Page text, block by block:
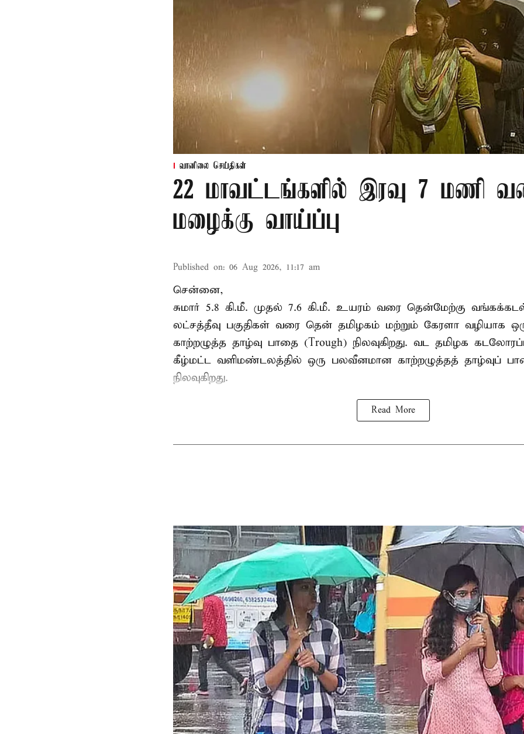
வானிலை செய்திகள்
22 மாவட்டங்களில் இரவு 7 மணி
மழைக்கு வாய்ப்பு
Published on: 06 Aug 2026, 11:17 am
சென்னை,
சுமார் 5.8 கி.மீ. முதல் 7.6 கி.மீ. உயரம் வரை தென்மேற்கு
லட்சத்தீவு பகுதிகள் வரை தென் தமிழகம் மற்றும் கேரளா வழியாக
காற்றழுத்த தாழ்வு பாதை (Trough) நிலவுகிறது. வட தமிழக
கீழ்மட்ட வளிமண்டலத்தில் ஒரு பலவீனமான காற்றழுத்தத் தாழ்வுப்
நிலவுகிறது.
Read More